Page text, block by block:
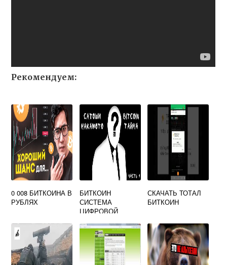
Рекомендуем:
0 008 БИТКОИНА В
РУБЛЯХ
БИТКОИН
СИСТЕМА
ЦИФРОВОЙ
НАЛИЧНОСТИ
СКАЧАТЬ ТОТАЛ
БИТКОИН